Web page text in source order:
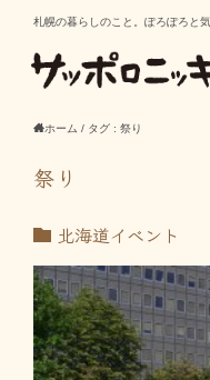
札幌の暮らしのこと。ぽろぽろと
ホーム / タグ : 祭り
祭り
北海道イベント